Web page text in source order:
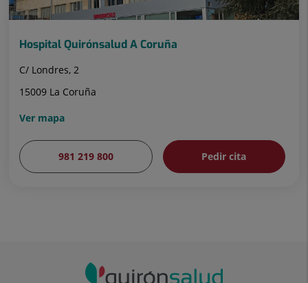
Hospital Quirónsalud A Coruña
C/ Londres, 2
15009 La Coruña
Ver mapa
981 219 800 Pedir cita